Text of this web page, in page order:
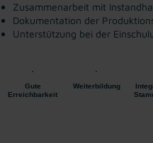
Zusammenarbeit mit
Dokumentation der
Unterstützung bei der
Gute
Erreichbarkeit
Weiterbildung